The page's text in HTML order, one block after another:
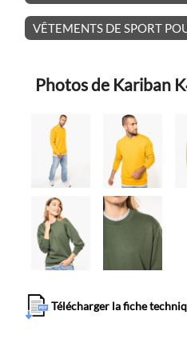
VÊTEMENTS DE SPORT
Photos de Kariban
Télécharger la fiche